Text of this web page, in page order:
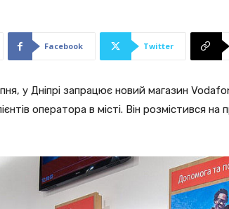
Facebook Twitter
у Дніпрі запрацює новий магазин
оператора в місті. Він розмістився